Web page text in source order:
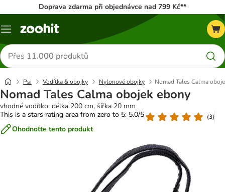
Doprava zdarma při objednávce nad 799 Kč**
Menu
Hledat
produkty
Psi Vodítka & obojky Nylonové obojky Nomad Tales Calma
Nomad Tales Calma obojek ebony
vhodné vodítko: délka 200 cm, šířka 20 mm
This is a stars rating area from zero to 5: 5.0/5
(3)
Ohodnoťte tento produkt